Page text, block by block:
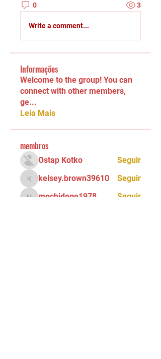
0 3
Write a comment...
Informações
Welcome to the group! You can
connect with other members,
ge...
Leia Mais
membros
Ostap Kotko Seguir
kelsey.brown39610
kelsey.brown39610 Seguir
mochidege1978
Seguir